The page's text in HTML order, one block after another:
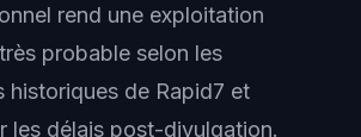
rend une exploitation
probable selon les
historiques de Rapid7 et
les délais post-divulgation.